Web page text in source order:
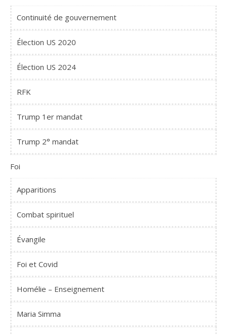
Continuité de gouvernement
Élection US 2020
Élection US 2024
RFK
Trump 1er mandat
Trump 2° mandat
Foi
Apparitions
Combat spirituel
Évangile
Foi et Covid
Homélie – Enseignement
Maria Simma